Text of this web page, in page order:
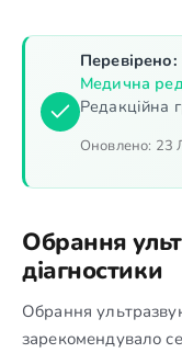
Перевірено:
Медична
Редакційна
Оновлено: 23
Обрання
діагностики
Обрання
зарекомендувало